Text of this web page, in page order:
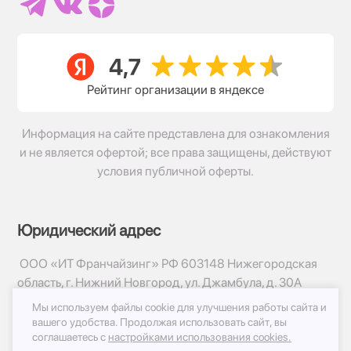
Рейтинг организации в яндексе
Информация на сайте представлена для ознакомления
и не является офертой; все права защищены, действуют
условия публичной оферты.
Юридический адрес
ООО «ИТ Франчайзинг» РФ 603148 Нижегородская
область, г. Нижний Новгород, ул. Джамбула, д. 30А
© 2017-2026г, База Цветов 24.ру
Политика конфиденциальности
Мы используем файлы cookie для улучшения работы сайта и
вашего удобства. Продолжая использовать сайт, вы
соглашаетесь с настройками использования cookies.